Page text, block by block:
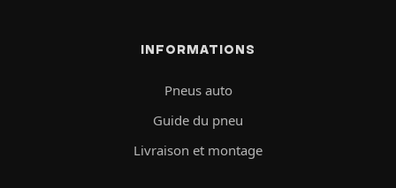
INFORMATIONS
Pneus auto
Guide du pneu
Livraison et montage